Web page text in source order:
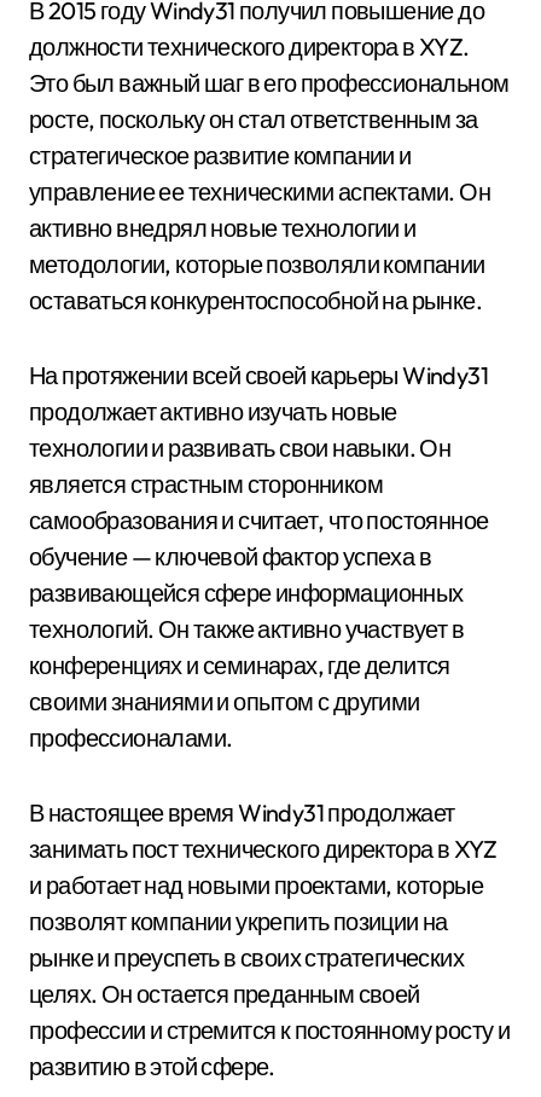
В 2015 году Windy31 получил повышение до
должности технического директора в XYZ.
Это был важный шаг в его профессиональном
росте, поскольку он стал ответственным за
стратегическое развитие компании и
управление ее техническими аспектами. Он
активно внедрял новые технологии и
методологии, которые позволяли компании
оставаться конкурентоспособной на рынке.
На протяжении всей своей карьеры Windy31
продолжает активно изучать новые
технологии и развивать свои навыки. Он
является страстным сторонником
самообразования и считает, что постоянное
обучение — ключевой фактор успеха в
развивающейся сфере информационных
технологий. Он также активно участвует в
конференциях и семинарах, где делится
своими знаниями и опытом с другими
профессионалами.
В настоящее время Windy31 продолжает
занимать пост технического директора в XYZ
и работает над новыми проектами, которые
позволят компании укрепить позиции на
рынке и преуспеть в своих стратегических
целях. Он остается преданным своей
профессии и стремится к постоянному росту и
развитию в этой сфере.